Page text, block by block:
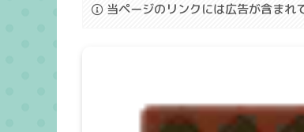
当ページのリンクには広告が含まれ